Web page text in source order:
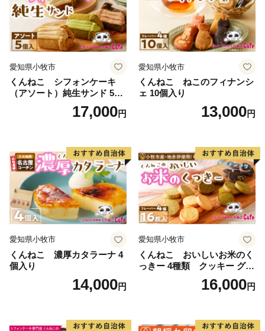
愛知県小牧市
くんねこ シフォンケーキ
（アソート）純生サンド 5個
17,000円
愛知県小牧市
くんねこ ねこのフィナンシ
ェ 10個入り
13,000円
愛知県小牧市
くんねこ 濃厚カタラーナ 4
個入り
14,000円
愛知県小牧市
くんねこ おいしいお米のく
っきー 4種類 クッキー グル
16,000円